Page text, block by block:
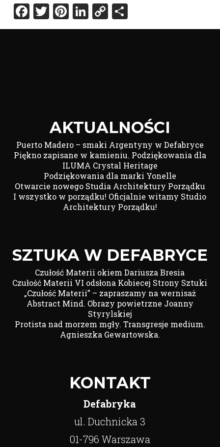
Facebook
Twitter
Pinterest
LinkedIn
Copy
Link
Share
AKTUALNOŚCI
Puerto Madero – smaki Argentyny w Defabryce
Piękno zapisane w kamieniu. Podziękowania dla
ILUMA Crystal Heritage
Podziękowania dla marki Yonelle
Otwarcie nowego Studia Architektury Porządku
I wszystko w porządku! Oficjalnie witamy Studio
Architektury Porządku!
SZTUKA W DEFABRYCE
Czułość Materii okiem Dariusza Bresia
Czułość Materii VI odsłona Kobiecej Strony Sztuki
„Czułość Materii” – zapraszamy na wernisaż
Abstract Mind. Obrazy powietrzne Joanny
Styrylskiej
Protista nad morzem mgły. Transgresje medium.
Agnieszka Gewartowska.
KONTAKT
Defabryka
ul. Duchnicka 3
01-796 Warszawa